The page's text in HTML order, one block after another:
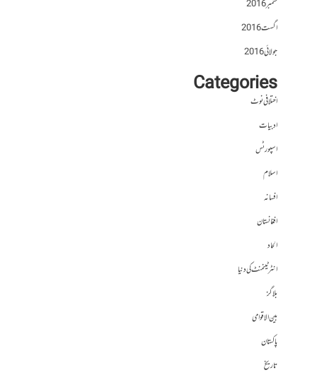
ستمبر 2016
اگست 2016
جولائی 2016
Categories
اختلافی نوٹ
ادبیات
اسپورٹس
اسلام
افسانہ
افغانستان
الحاد
انٹرٹینمنٹ کی دنیا
بلاگز
بین الاقوامی
پاکستان
تاریخ